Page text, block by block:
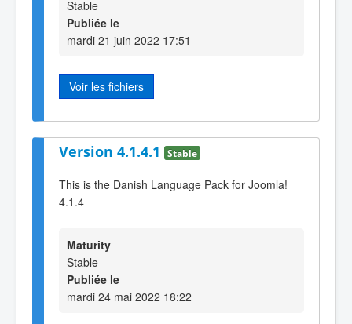
Stable
Publiée le
mardi 21 juin 2022 17:51
Voir les fichiers
Version 4.1.4.1 Stable
This is the Danish Language Pack for Joomla!
4.1.4
Maturity
Stable
Publiée le
mardi 24 mai 2022 18:22